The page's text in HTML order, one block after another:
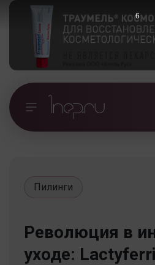
Пилинги
Революция в
уходе:
5